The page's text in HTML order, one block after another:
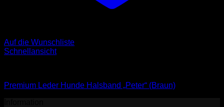
Auf die Wunschliste
Schnellansicht
Premium Leder Hunde Halsband „Peter“ (Braun)